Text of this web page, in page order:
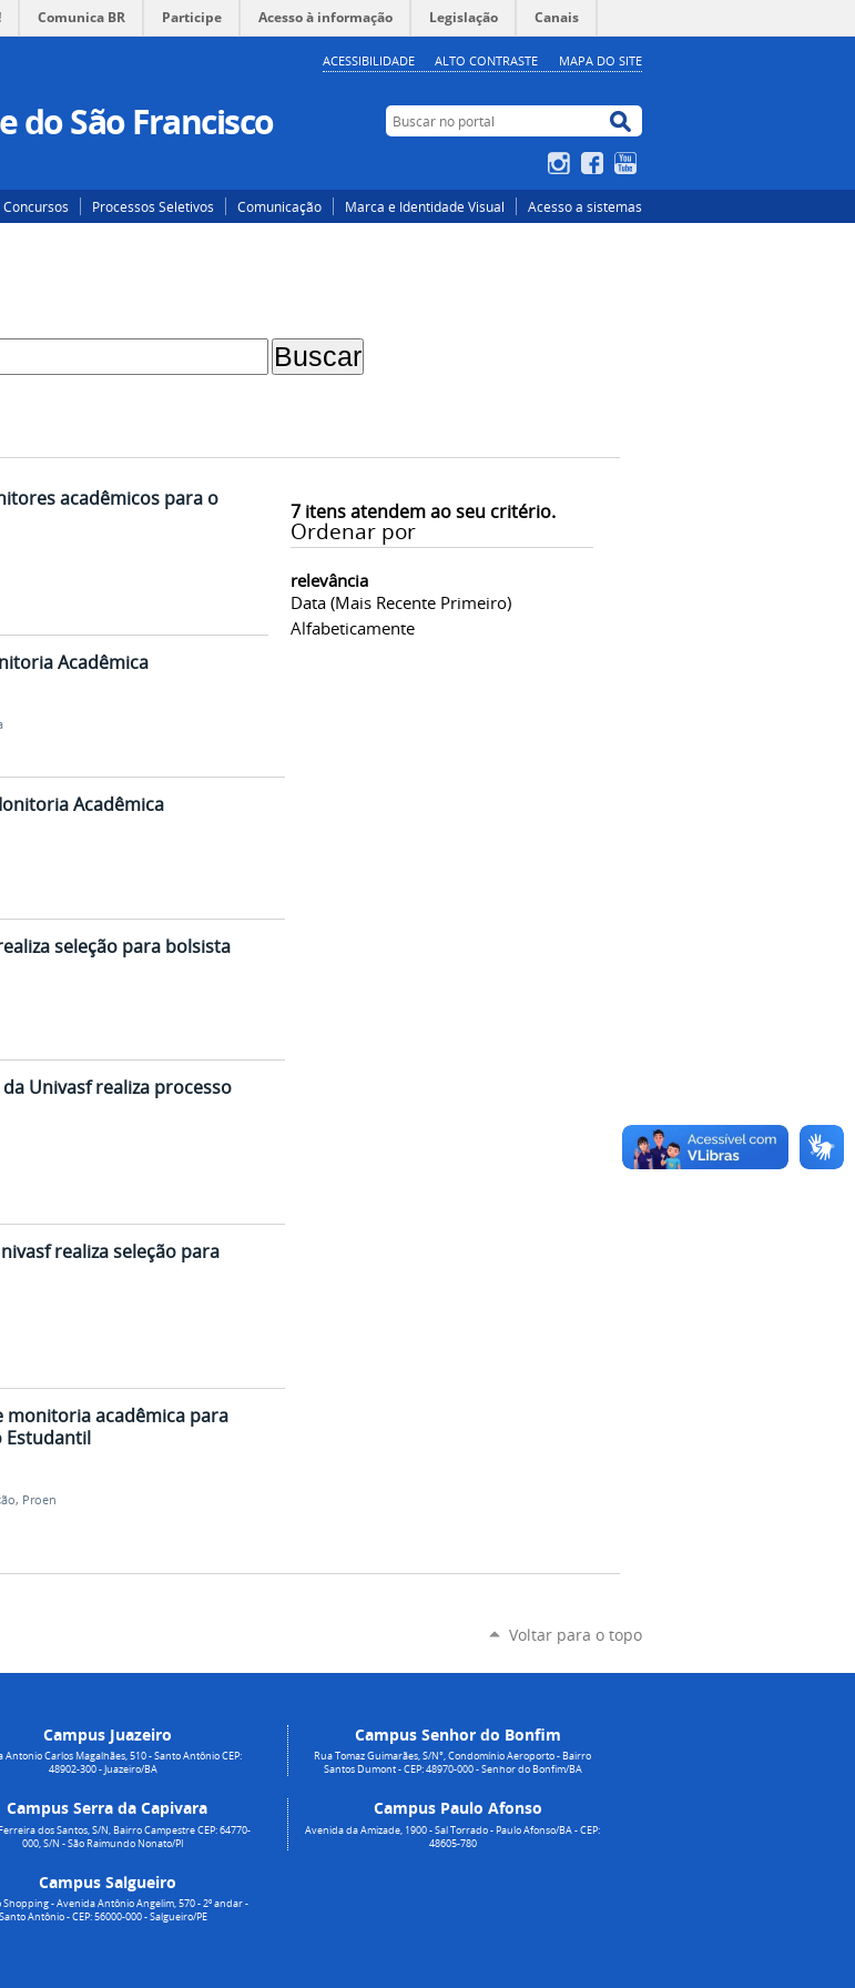
Comunica BR Participe Acesso à informação Legislação Canais
ACESSIBILIDADE ALTO CONTRASTE MAPA DO SITE
do São Francisco Buscar no portal
Buscar no portal
InstagramFacebook
Concursos Processos Seletivos Comunicação Marca e Identidade Visual Acesso a sistemas
7itens atendem ao seu critério.
Ordenar por
relevância
Data (mais Recente Primeiro)
Alfabeticamente
acadêmicos para o
Acadêmica
Acadêmica
seleção para bolsista
Univasf realiza processo
realiza seleção para
monitoria acadêmica para
Estudantil
, Proen
Voltar para o topo
Campus Juazeiro
Antonio Carlos Magalhães, 510 - Santo Antônio CEP:
48902-300 - Juazeiro/BA
Campus Serra da Capivara
dos Santos, S/N, Bairro Campestre CEP: 64770-
000, S/N - São Raimundo Nonato/PI
Campus Salgueiro
Shopping - Avenida Antônio Angelim, 570 - 2º andar -
Santo Antônio - CEP: 56000-000 - Salgueiro/PE
Campus Senhor do Bonfim
Rua Tomaz Guimarães, S/N°, Condomínio Aeroporto - Bairro
Santos Dumont - CEP: 48970-000 - Senhor do Bonfim/BA
Campus Paulo Afonso
Avenida da Amizade, 1900 - Sal Torrado - Paulo Afonso/BA - CEP:
48605-780